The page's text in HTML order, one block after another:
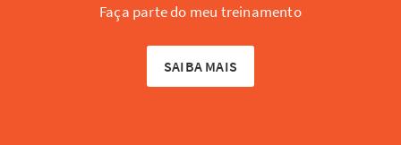
Faça parte do meu treinamento
SAIBA MAIS